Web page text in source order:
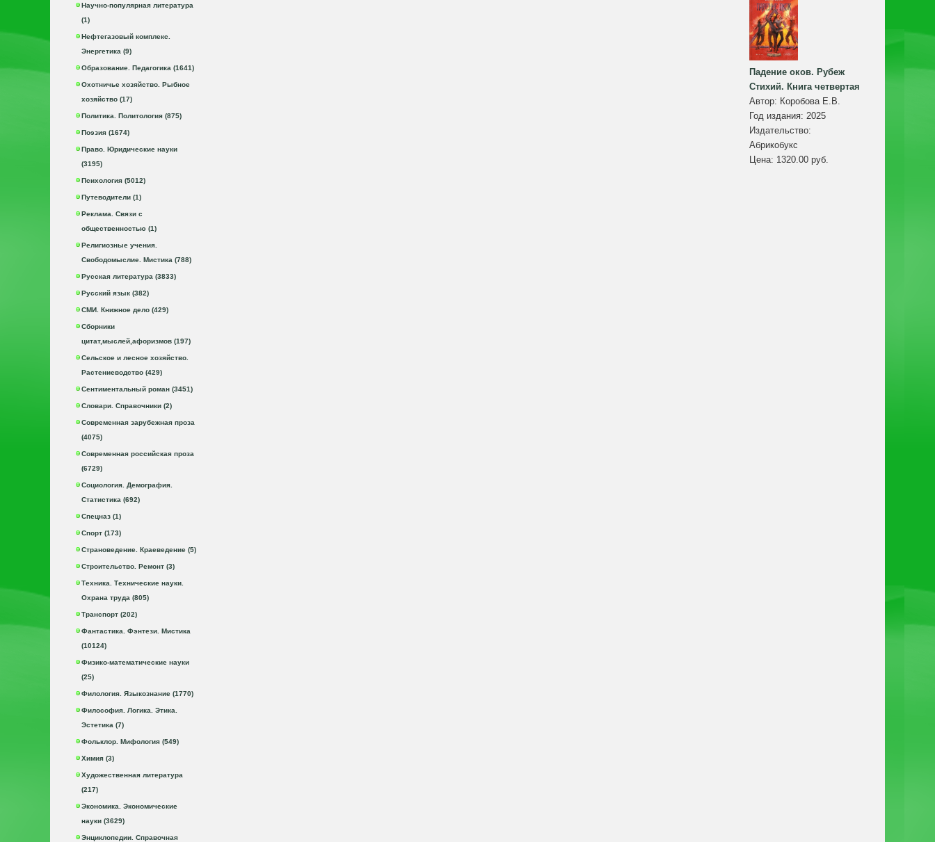
Научно-популярная литература
(1)
Нефтегазовый комплекс.
Энергетика (9)
Образование. Педагогика (1641)
Охотничье хозяйство. Рыбное
хозяйство (17)
Политика. Политология (875)
Поэзия (1674)
Право. Юридические науки
(3195)
Психология (5012)
Путеводители (1)
Реклама. Связи с
общественностью (1)
Религиозные учения.
Свободомыслие. Мистика (788)
Русская литература (3833)
Русский язык (382)
СМИ. Книжное дело (429)
Сборники
цитат,мыслей,афоризмов (197)
Сельское и лесное хозяйство.
Растениеводство (429)
Сентиментальный роман (3451)
Словари. Справочники (2)
Современная зарубежная проза
(4075)
Современная российская проза
(6729)
Социология. Демография.
Статистика (692)
Спецназ (1)
Спорт (173)
Страноведение. Краеведение (5)
Строительство. Ремонт (3)
Техника. Технические науки.
Охрана труда (805)
Транспорт (202)
Фантастика. Фэнтези. Мистика
(10124)
Физико-математические науки
(25)
Филология. Языкознание (1770)
Философия. Логика. Этика.
Эстетика (7)
Фольклор. Мифология (549)
Химия (3)
Художественная литература
(217)
Экономика. Экономические
науки (3629)
Энциклопедии. Справочная
Падение оков. Рубеж
Стихий. Книга четвертая
Автор: Коробова Е.В.
Год издания: 2025
Издательство:
Абрикобукс
Цена: 1320.00 руб.